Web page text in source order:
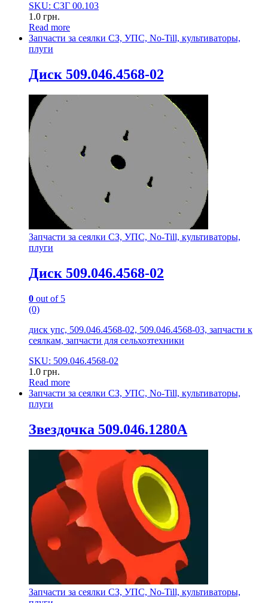
SKU: СЗГ 00.103
1.0 грн.
Read more
Запчасти за сеялки СЗ, УПС, No-Till, культиваторы,
плуги
Диск 509.046.4568-02
Запчасти за сеялки СЗ, УПС, No-Till, культиваторы,
плуги
Диск 509.046.4568-02
0 out of 5
(0)
диск упс, 509.046.4568-02, 509.046.4568-03, запчасти к
сеялкам, запчасти для сельхозтехники
SKU: 509.046.4568-02
1.0 грн.
Read more
Запчасти за сеялки СЗ, УПС, No-Till, культиваторы,
плуги
Звездочка 509.046.1280А
Запчасти за сеялки СЗ, УПС, No-Till, культиваторы,